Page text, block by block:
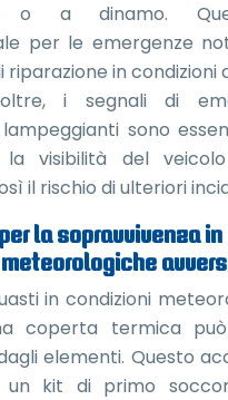
o a dinamo.
per le emergenze
riparazione in condizioni
i segnali di
sono
la visibilità del
il rischio di ulteriori
la sopravvivenza in
in condizioni
coperta termica
elementi. Questo
un kit di primo